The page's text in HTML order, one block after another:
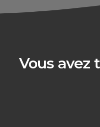
Vous avez